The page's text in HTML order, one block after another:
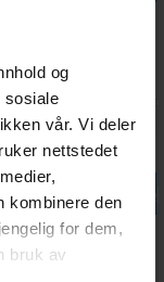
og
sosiale
vår. Vi deler
nettstedet
kombinere den
for dem,
bruk av
inn
Blue 24ml
65,-
Legg i
Airbrush Paint
Tallarn Sand